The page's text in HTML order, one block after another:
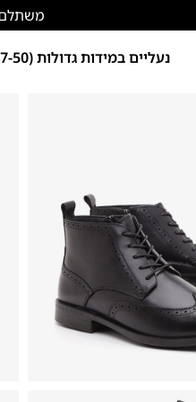
משתלם
נעליים במידות גדולות (47-50)